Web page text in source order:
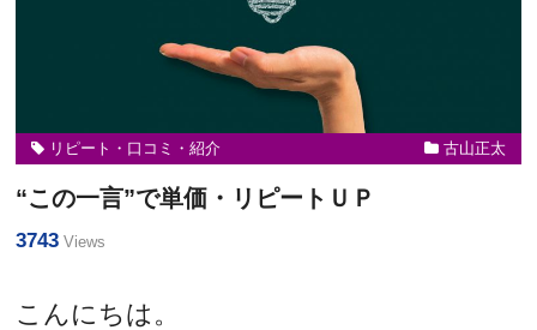
リピート・口コミ・紹介 古山正太
“この一言”で単価・リピートＵＰ
3743 Views
こんにちは。